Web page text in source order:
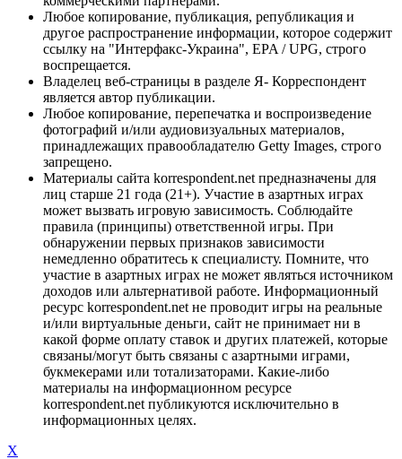
Любое копирование, публикация, републикация и
другое распространение информации, которое содержит
ссылку на "Интерфакс-Украина", EPA / UPG, строго
воспрещается.
Владелец веб-страницы в разделе Я- Корреспондент
является автор публикации.
Любое копирование, перепечатка и воспроизведение
фотографий и/или аудиовизуальных материалов,
принадлежащих правообладателю Getty Images, строго
запрещено.
Материалы сайта korrespondent.net предназначены для
лиц старше 21 года (21+). Участие в азартных играх
может вызвать игровую зависимость. Соблюдайте
правила (принципы) ответственной игры. При
обнаружении первых признаков зависимости
немедленно обратитесь к специалисту. Помните, что
участие в азартных играх не может являться источником
доходов или альтернативой работе. Информационный
ресурс korrespondent.net не проводит игры на реальные
и/или виртуальные деньги, сайт не принимает ни в
какой форме оплату ставок и других платежей, которые
связаны/могут быть связаны с азартными играми,
букмекерами или тотализаторами. Какие-либо
материалы на информационном ресурсе
korrespondent.net публикуются исключительно в
информационных целях.
X